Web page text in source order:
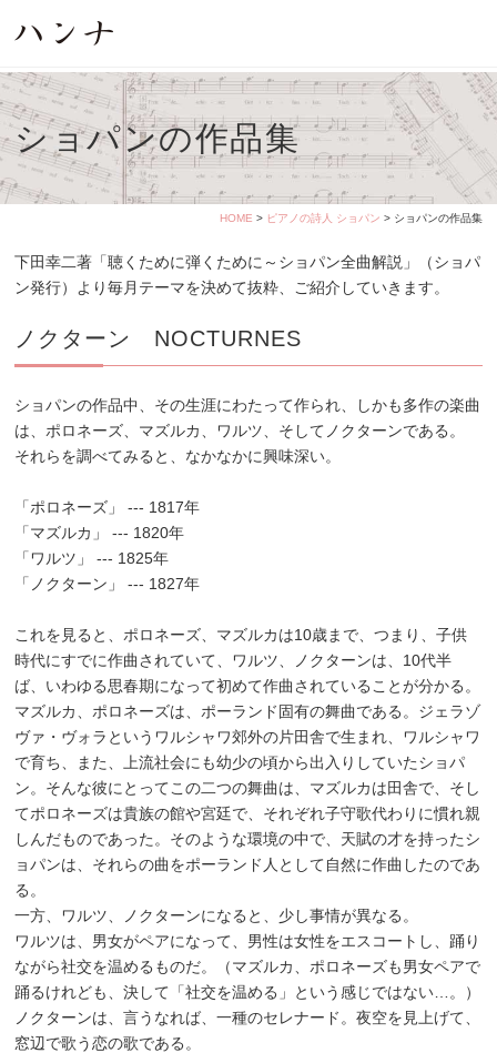
ショパンの作品集
HOME > ピアノの詩人 ショパン > ショパンの作品集
下田幸二著「聴くために弾くために～ショパン全曲解説」（ショパ
ン発行）より毎月テーマを決めて抜粋、ご紹介していきます。
ノクターン NOCTURNES
ショパンの作品中、その生涯にわたって作られ、しかも多作の楽曲
は、ポロネーズ、マズルカ、ワルツ、そしてノクターンである。
それらを調べてみると、なかなかに興味深い。
「ポロネーズ」 --- 1817年
「マズルカ」 --- 1820年
「ワルツ」 --- 1825年
「ノクターン」 --- 1827年
これを見ると、ポロネーズ、マズルカは10歳まで、つまり、子供
時代にすでに作曲されていて、ワルツ、ノクターンは、10代半
ば、いわゆる思春期になって初めて作曲されていることが分かる。
マズルカ、ポロネーズは、ポーランド固有の舞曲である。ジェラゾ
ヴァ・ヴォラというワルシャワ郊外の片田舎で生まれ、ワルシャワ
で育ち、また、上流社会にも幼少の頃から出入りしていたショパ
ン。そんな彼にとってこの二つの舞曲は、マズルカは田舎で、そし
てポロネーズは貴族の館や宮廷で、それぞれ子守歌代わりに慣れ親
しんだものであった。そのような環境の中で、天賦の才を持ったシ
ョパンは、それらの曲をポーランド人として自然に作曲したのであ
る。
一方、ワルツ、ノクターンになると、少し事情が異なる。
ワルツは、男女がペアになって、男性は女性をエスコートし、踊り
ながら社交を温めるものだ。（マズルカ、ポロネーズも男女ペアで
踊るけれども、決して「社交を温める」という感じではない…。）
ノクターンは、言うなれば、一種のセレナード。夜空を見上げて、
窓辺で歌う恋の歌である。